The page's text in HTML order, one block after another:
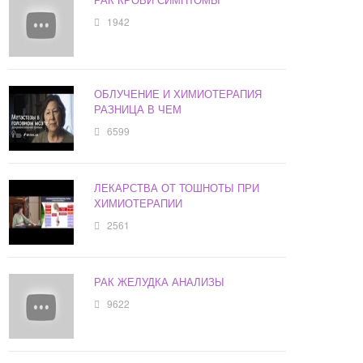
1942
ОБЛУЧЕНИЕ И ХИМИОТЕРАПИЯ
РАЗНИЦА В ЧЕМ
6599
ЛЕКАРСТВА ОТ ТОШНОТЫ ПРИ
ХИМИОТЕРАПИИ
2561
РАК ЖЕЛУДКА АНАЛИЗЫ
9622